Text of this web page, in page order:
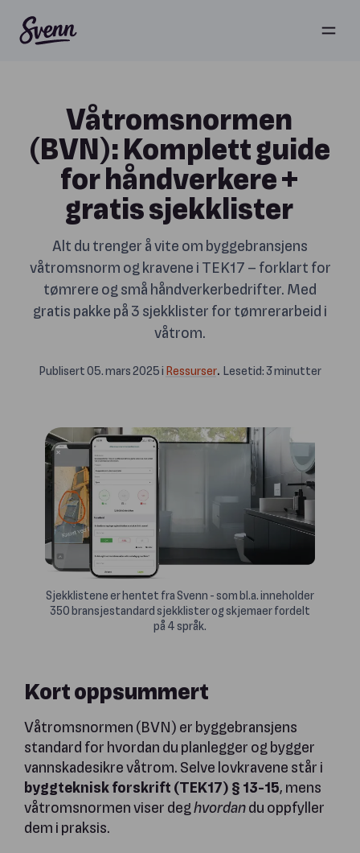
Våtromsnormen
(BVN): Komplett guide
for håndverkere +
gratis sjekklister
Alt du trenger å vite om byggebransjens
våtromsnorm og kravene i TEK17 – forklart for
tømrere og små håndverkerbedrifter. Med
gratis pakke på 3 sjekklister for tømrerarbeid i
våtrom.
Publisert05. mars 2025i Ressurser. Lesetid:3minutter
Sjekklistene er hentet fra Svenn - som bl.a. inneholder
350 bransjestandard sjekklister og skjemaer fordelt
på 4 språk.
Kort oppsummert
Våtromsnormen (BVN) er byggebransjens
standard for hvordan du planlegger og bygger
vannskadesikre våtrom. Selve lovkravene står i
byggteknisk forskrift (TEK17) § 13-15, mens
våtromsnormen viser deghvordandu oppfyller
dem i praksis.